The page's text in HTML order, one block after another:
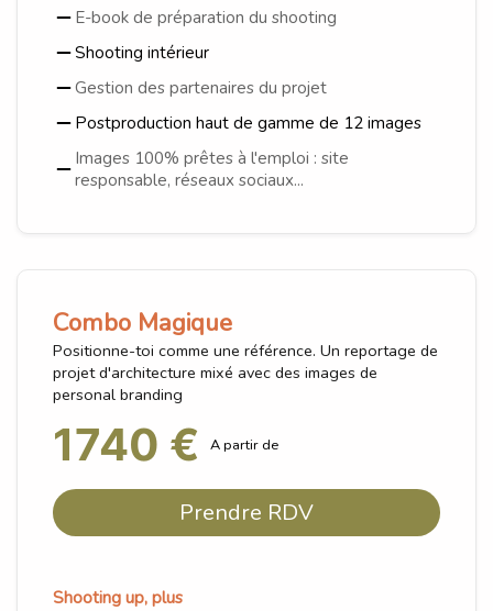
E-book de préparation du shooting
Shooting intérieur
Gestion des partenaires du projet
Postproduction haut de gamme de 12 images
Images 100% prêtes à l'emploi : site
responsable, réseaux sociaux...
Combo Magique
Positionne-toi comme une référence. Un reportage de
projet d'architecture mixé avec des images de
personal branding
1740 € A partir de
Prendre RDV
Shooting up, plus